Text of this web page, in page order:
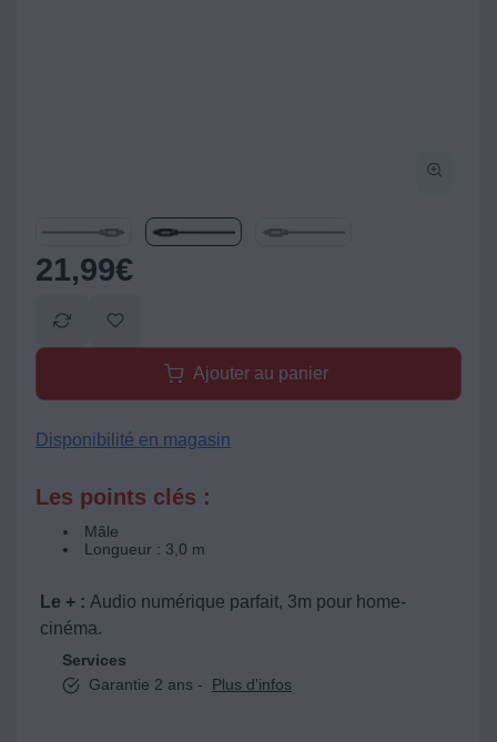
21,99€
Ajouter au panier
Disponibilité en magasin
Les points clés :
Mâle
Longueur : 3,0 m
Le + : Audio numérique parfait, 3m pour home-
cinéma.
Services
Garantie 2 ans -
Plus d'infos